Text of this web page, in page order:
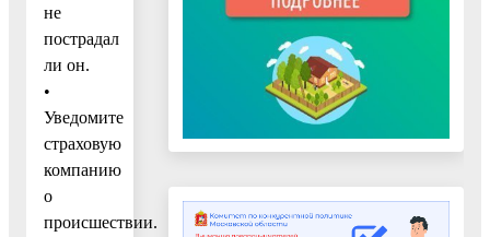
не
пострадал
ли он.
•
Уведомите
страховую
компанию
о
происшествии.